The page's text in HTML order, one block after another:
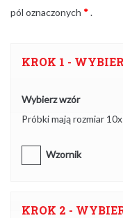
pól oznaczonych *.
KROK 1 -
Wybierz wzór
Próbki mają rozmiar
Wzornik
KROK 2 -